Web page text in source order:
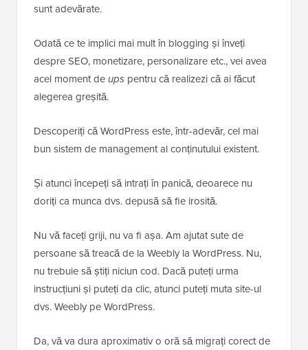
sunt adevărate.
Odată ce te implici mai mult în blogging și înveți
despre SEO, monetizare, personalizare etc., vei avea
acel moment deups pentru că realizezi că ai făcut
alegerea greșită.
Descoperiți că WordPress este, într-adevăr, cel mai
bun sistem de management al conținutului existent.
Și atunci începeți să intrați în panică, deoarece nu
doriți ca munca dvs. depusă să fie irosită.
Nu vă faceți griji, nu va fi așa. Am ajutat sute de
persoane să treacă de la Weebly la WordPress. Nu,
nu trebuie să știți niciun cod. Dacă puteți urma
instrucțiuni și puteți da clic, atunci puteți muta site-ul
dvs. Weebly pe WordPress.
Da, vă va dura aproximativ o oră să migrați corect de